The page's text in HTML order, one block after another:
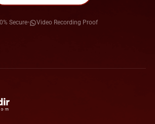
Secure• Video Recording Proof